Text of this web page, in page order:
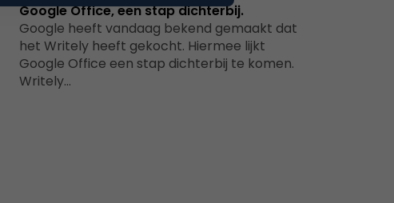
Google Office, een stap dichterbij.
Google heeft vandaag bekend gemaakt dat
het Writely heeft gekocht. Hiermee lijkt
Google Office een stap dichterbij te komen.
Writely…